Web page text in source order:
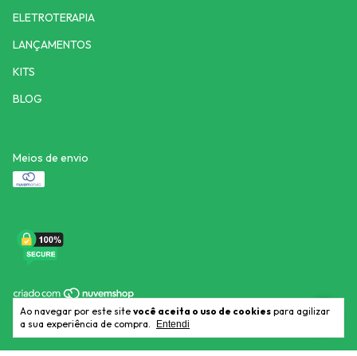
Ao navegar por este site você aceita o uso de cookies para agilizar
a sua experiência de compra.
Entendi
ELETROTERAPIA
LANÇAMENTOS
KITS
BLOG
Meios de envio
Copyright Fisiohosp - 15754577000166 - 2026. Todos os direitos
reservados.